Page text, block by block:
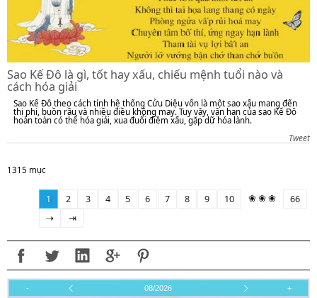
Sao Kế Đô là gì, tốt hay xấu, chiếu mệnh tuổi nào và
cách hóa giải
Sao Kế Đô theo cách tính hệ thống Cửu Diệu vốn là một sao xấu mang đến
thị phi, buồn rầu và nhiều điều không may. Tuy vậy, vận hạn của sao Kế Đô
hoàn toàn có thể hóa giải, xua đuổi điềm xấu, gặp dữ hóa lành.
Tweet
1315 mục
1 2 3 4 5 6 7 8 9 10 ❀ ❀ ❀
66
⇢
⇥
- 08/2026 +